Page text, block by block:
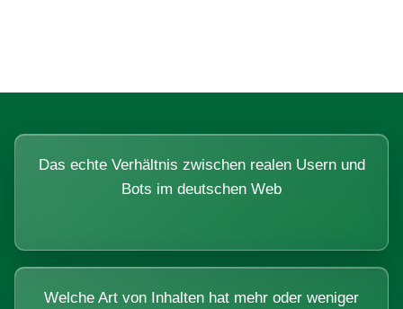
Das echte Verhältnis zwischen realen Usern und
Bots im deutschen Web
Welche Art von Inhalten hat mehr oder weniger